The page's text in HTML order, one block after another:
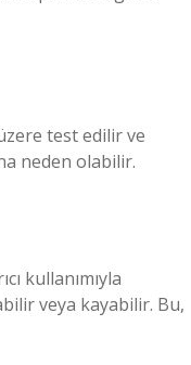
test edilir ve
neden olabilir.
kullanımıyla
veya kayabilir. Bu,